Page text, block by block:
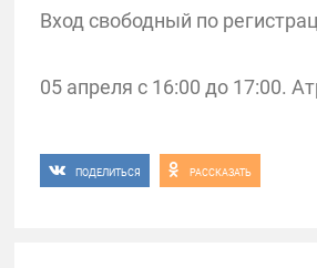
Вход свободный по
05 апреля с 16:00 до 17:00.
ПОДЕЛИТЬСЯ РАССКАЗАТЬ